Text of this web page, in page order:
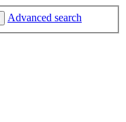
Advanced search